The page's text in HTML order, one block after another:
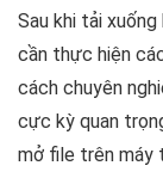
Sau khi tải xuống
cần thực hiện
cách chuyên
cực kỳ quan
mở file trên máy